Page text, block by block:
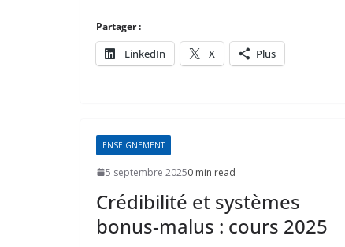
Partager :
LinkedIn X Plus
ENSEIGNEMENT
5 septembre 20250 min read
Crédibilité et systèmes
bonus-malus : cours 2025